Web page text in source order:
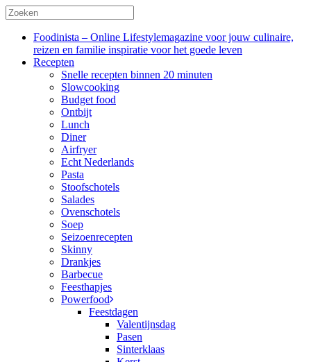
Foodinista – Online Lifestylemagazine voor jouw culinaire,
reizen en familie inspiratie voor het goede leven
Recepten
Snelle recepten binnen 20 minuten
Slowcooking
Budget food
Ontbijt
Lunch
Diner
Airfryer
Echt Nederlands
Pasta
Stoofschotels
Salades
Ovenschotels
Soep
Seizoenrecepten
Skinny
Drankjes
Barbecue
Feesthapjes
Powerfood
Feestdagen
Valentijnsdag
Pasen
Sinterklaas